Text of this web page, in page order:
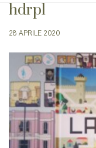
hdrpl
28 APRILE 2020